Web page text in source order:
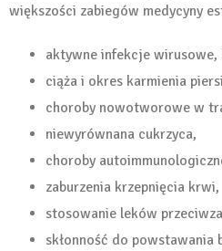
większości zabiegów medycyny
aktywne infekcje wirusowe,
ciąża i okres karmienia
choroby nowotworowe w
niewyrównana cukrzyca,
choroby
zaburzenia krzepnięcia krwi,
stosowanie leków
skłonność do